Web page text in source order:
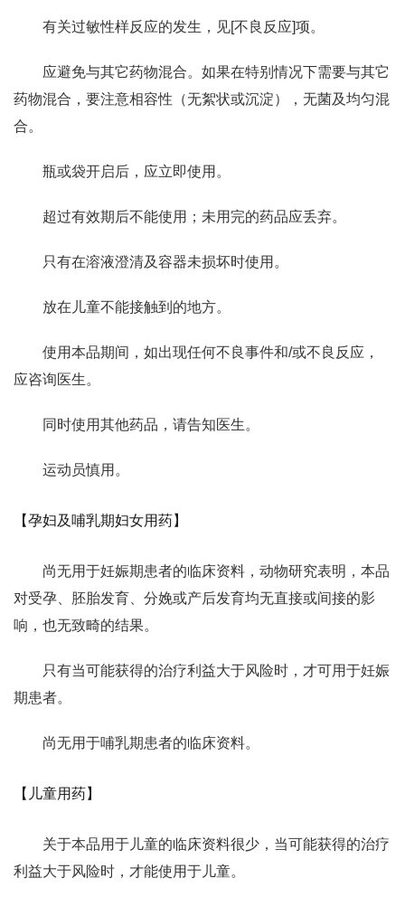
有关过敏性样反应的发生，见[不良反应]项。
应避免与其它药物混合。如果在特别情况下需要与其它
药物混合，要注意相容性（无絮状或沉淀），无菌及均匀混
合。
瓶或袋开启后，应立即使用。
超过有效期后不能使用；未用完的药品应丢弃。
只有在溶液澄清及容器未损坏时使用。
放在儿童不能接触到的地方。
使用本品期间，如出现任何不良事件和/或不良反应，
应咨询医生。
同时使用其他药品，请告知医生。
运动员慎用。
【孕妇及哺乳期妇女用药】
尚无用于妊娠期患者的临床资料，动物研究表明，本品
对受孕、胚胎发育、分娩或产后发育均无直接或间接的影
响，也无致畸的结果。
只有当可能获得的治疗利益大于风险时，才可用于妊娠
期患者。
尚无用于哺乳期患者的临床资料。
【儿童用药】
关于本品用于儿童的临床资料很少，当可能获得的治疗
利益大于风险时，才能使用于儿童。